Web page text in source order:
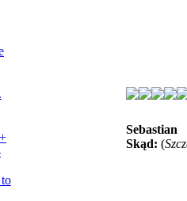
Sebastian
Skąd: (